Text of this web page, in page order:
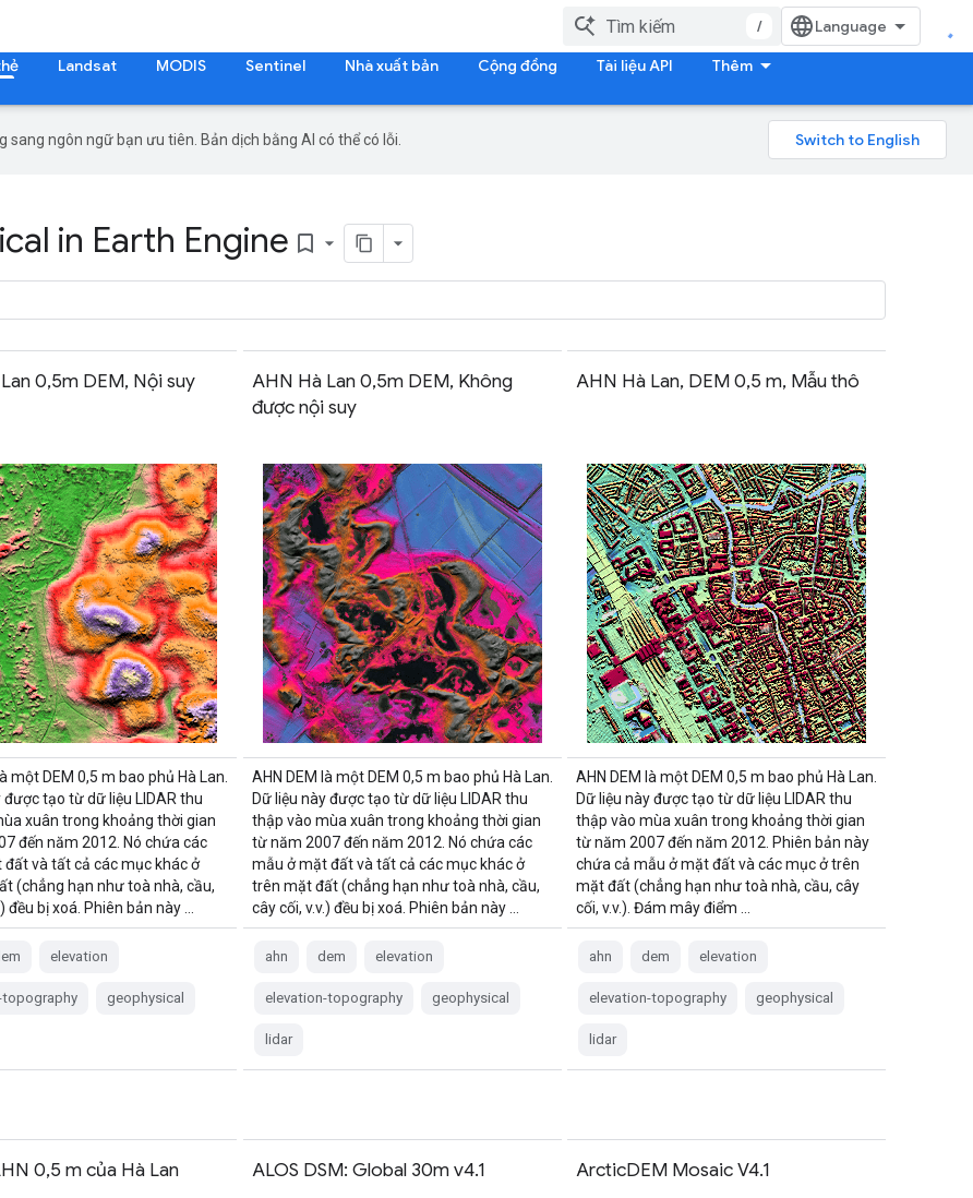
/
Landsat MODIS Sentinel Nhà xuất bản Cộng đồng Tài liệu API Thêm
sang ngôn ngữ bạn ưu tiên. Bản dịch bằng AI có thể có lỗi.
in Earth Engine bookmark_border
0,5m DEM, Nội suy
một DEM 0,5 m bao phủ Hà Lan.
được tạo từ dữ liệu LIDAR thu
xuân trong khoảng thời gian
đến năm 2012. Nó chứa các
đất và tất cả các mục khác ở
(chẳng hạn như toà nhà, cầu,
đều bị xoá. Phiên bản này …
elevation
topography geophysical
AHN Hà Lan 0,5m DEM, Không
được nội suy
AHN DEM là một DEM 0,5 m bao phủ Hà Lan.
Dữ liệu này được tạo từ dữ liệu LIDAR thu
thập vào mùa xuân trong khoảng thời gian
từ năm 2007 đến năm 2012. Nó chứa các
mẫu ở mặt đất và tất cả các mục khác ở
trên mặt đất (chẳng hạn như toà nhà, cầu,
cây cối, v.v.) đều bị xoá. Phiên bản này …
ahn dem elevation
elevation-topography geophysical
lidar
AHN Hà Lan, DEM 0,5 m, Mẫu thô
AHN DEM là một DEM 0,5 m bao phủ Hà Lan.
Dữ liệu này được tạo từ dữ liệu LIDAR thu
thập vào mùa xuân trong khoảng thời gian
từ năm 2007 đến năm 2012. Phiên bản này
chứa cả mẫu ở mặt đất và các mục ở trên
mặt đất (chẳng hạn như toà nhà, cầu, cây
cối, v.v.). Đám mây điểm …
ahn dem elevation
elevation-topography geophysical
lidar
0,5 m của Hà Lan ALOS DSM: Global 30m v4.1 ArcticDEM Mosaic V4.1